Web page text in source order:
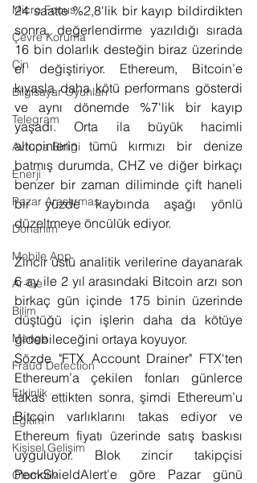
Micro Focus
Çevre Koruma
Çin
Bilgisayar Oyunları
Telegram
Avrupa Birliği
Enerji
Pazar Araştırması
Donanım
Mobile App
Ar-Ge
Bilim
Manga
Fraud Detection
Etkinlik
Eğitim
Kişisel Gelişim
Otomotiv
24 saatte %2,8'lik bir kayıp bildirdikten
sonra, değerlendirme yazıldığı sırada
16 bin dolarlık desteğin biraz üzerinde
el değiştiriyor. Ethereum, Bitcoin’e
kıyasla daha kötü performans gösterdi
ve aynı dönemde %7'lik bir kayıp
yaşadı. Orta ila büyük hacimli
altcoinlerin tümü kırmızı bir denize
batmış durumda, CHZ ve diğer birkaçı
benzer bir zaman diliminde çift haneli
bir yüzde kaybında aşağı yönlü
düzeltmeye öncülük ediyor.
Zincir üstü analitik verilerine dayanarak
6 ay ile 2 yıl arasındaki Bitcoin arzı son
birkaç gün içinde 175 binin üzerinde
düştüğü için işlerin daha da kötüye
gidebileceğini ortaya koyuyor.
Sözde "FTX Account Drainer" FTX'ten
Ethereum’a çekilen fonları günlerce
takas ettikten sonra, şimdi Ethereum’u
Bitcoin varlıklarını takas ediyor ve
Ethereum fiyatı üzerinde satış baskısı
uyguluyor. Blok zincir takipçisi
PeckShieldAlert'e göre Pazar günü